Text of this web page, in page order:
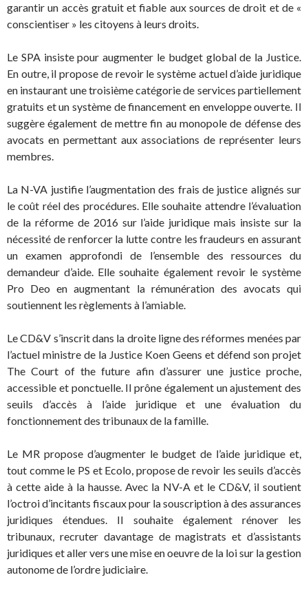
garantir un accès gratuit et fiable aux sources de droit et de «
conscientiser » les citoyens à leurs droits.
Le SPA insiste pour augmenter le budget global de la Justice.
En outre, il propose de revoir le système actuel d’aide juridique
en instaurant une troisième catégorie de services partiellement
gratuits et un système de financement en enveloppe ouverte. Il
suggère également de mettre fin au monopole de défense des
avocats en permettant aux associations de représenter leurs
membres.
La N-VA justifie l’augmentation des frais de justice alignés sur
le coût réel des procédures. Elle souhaite attendre l’évaluation
de la réforme de 2016 sur l’aide juridique mais insiste sur la
nécessité de renforcer la lutte contre les fraudeurs en assurant
un examen approfondi de l’ensemble des ressources du
demandeur d’aide. Elle souhaite également revoir le système
Pro Deo en augmentant la rémunération des avocats qui
soutiennent les règlements à l’amiable.
Le CD&V s’inscrit dans la droite ligne des réformes menées par
l’actuel ministre de la Justice Koen Geens et défend son projet
The Court of the future afin d’assurer une justice proche,
accessible et ponctuelle. Il prône également un ajustement des
seuils d’accès à l’aide juridique et une évaluation du
fonctionnement des tribunaux de la famille.
Le MR propose d’augmenter le budget de l’aide juridique et,
tout comme le PS et Ecolo, propose de revoir les seuils d’accès
à cette aide à la hausse. Avec la NV-A et le CD&V, il soutient
l’octroi d’incitants fiscaux pour la souscription à des assurances
juridiques étendues. Il souhaite également rénover les
tribunaux, recruter davantage de magistrats et d’assistants
juridiques et aller vers une mise en oeuvre de la loi sur la gestion
autonome de l’ordre judiciaire.